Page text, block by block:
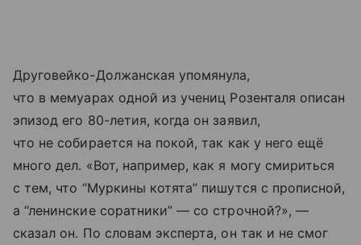
Друговейко-Должанская упомянула,
что в мемуарах одной из учениц Розенталя описан
эпизод его 80-летия, когда он заявил,
что не собирается на покой, так как у него ещё
много дел. «Вот, например, как я могу смириться
с тем, что “Муркины котята” пишутся с прописной,
а “ленинские соратники” — со строчной?», —
сказал он. По словам эксперта, он так и не смог